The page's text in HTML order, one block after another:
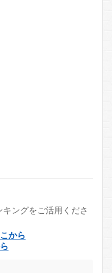
ングをご活用くださ
から